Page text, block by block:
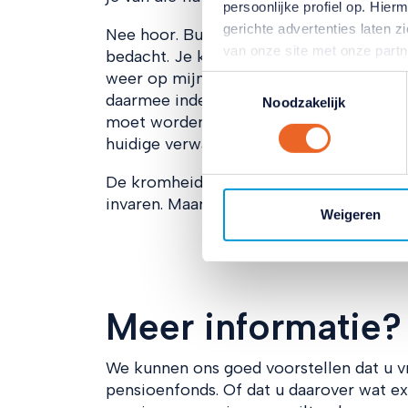
persoonlijke profiel op.
gerichte advertenties laten
van onze site met onze
combineren met andere
hun services. Verandert u
Lees hierover meer in ons
Toestemmingsselectie
Noodzakelijk
Weigeren
Nee hoor. Buitengewoon intelligente
bedacht. Je kunt er met het nieuwe
weer op mijn netvlies. Want jongeren
daarmee indexatie en dat is dus niet
moet worden geschoven, die een
huidige verwachting ligt.
De kromheid van het vorige stelsel,
invaren. Maar, zoals de klassenleraar
Meer informatie?
We kunnen ons goed voorstellen dat u
pensioenfonds. Of dat u daarover wat